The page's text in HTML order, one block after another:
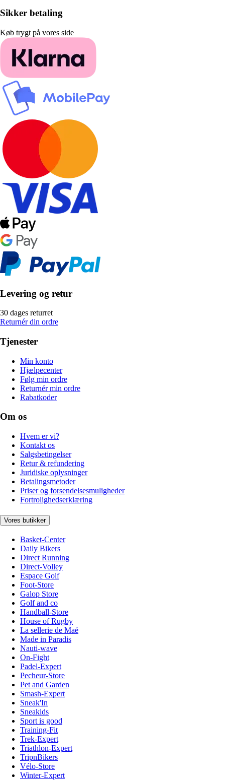
Sikker betaling
Køb trygt på vores side
Levering og retur
30 dages returret
Returnér din ordre
Tjenester
Min konto
Hjælpecenter
Følg min ordre
Returnér min ordre
Rabatkoder
Om os
Hvem er vi?
Kontakt os
Salgsbetingelser
Retur & refundering
Juridiske oplysninger
Betalingsmetoder
Priser og forsendelsesmuligheder
Fortrolighedserklæring
Vores butikker
Basket-Center
Daily Bikers
Direct Running
Direct-Volley
Espace Golf
Foot-Store
Galop Store
Golf and co
Handball-Store
House of Rugby
La sellerie de Maé
Made in Paradis
Nauti-wave
On-Fight
Padel-Expert
Pecheur-Store
Pet and Garden
Smash-Expert
Sneak'In
Sneakids
Sport is good
Training-Fit
Trek-Expert
Triathlon-Expert
TripnBikers
Vélo-Store
Winter-Expert